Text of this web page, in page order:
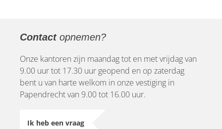
Contactopnemen?
Onze kantoren zijn maandag tot en met vrijdag van
9.00 uur tot 17.30 uur geopend en op zaterdag
bent u van harte welkom in onze vestiging in
Papendrecht van 9.00 tot 16.00 uur.
Ik heb een vraag